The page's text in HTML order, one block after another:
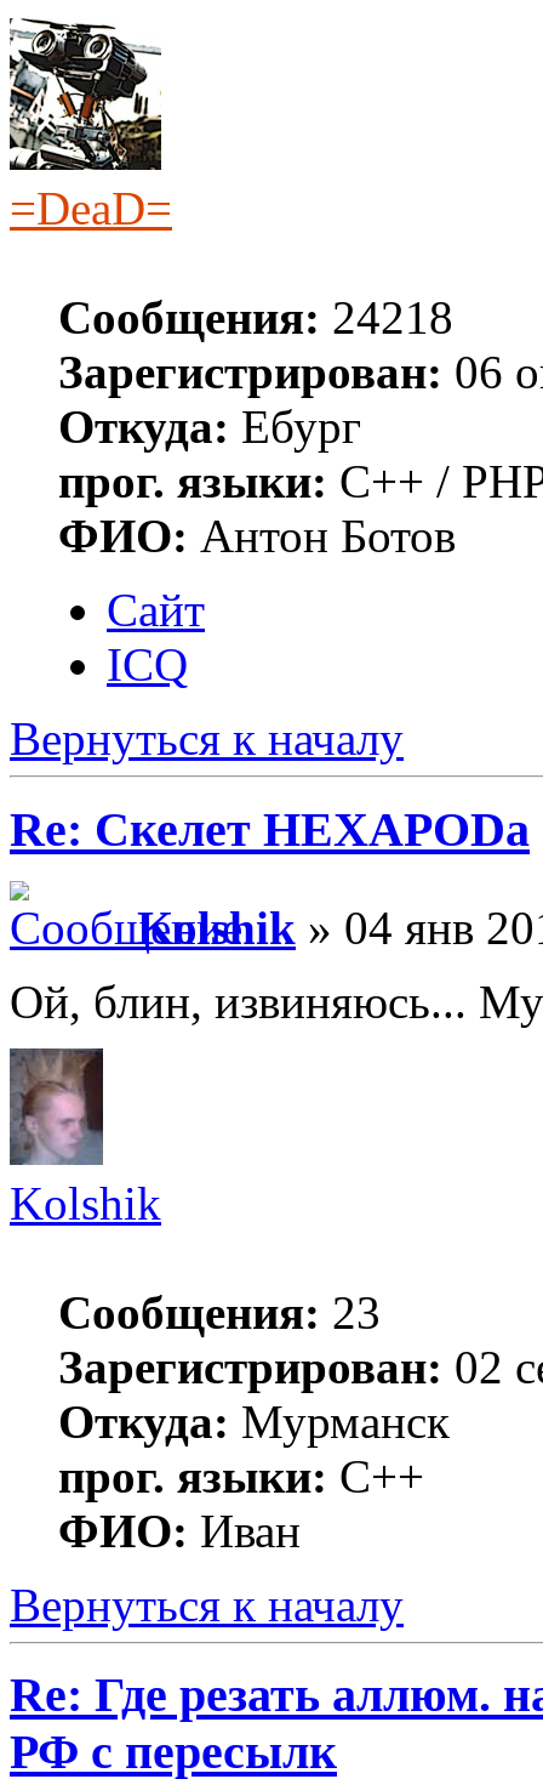
=DeaD=
Сообщения: 24218
Зарегистрирован: 06
Откуда: Ебург
прог. языки: C++ /
ФИО: Антон Ботов
Сайт
ICQ
Вернуться к началу
Re: Скелет HEXAPODа
Kolshik » 04 янв
Ой, блин, извиняюсь...
Kolshik
Сообщения: 23
Зарегистрирован: 02
Откуда: Мурманск
прог. языки: C++
ФИО: Иван
Вернуться к началу
Re: Где резать аллюм.
РФ с пересылк